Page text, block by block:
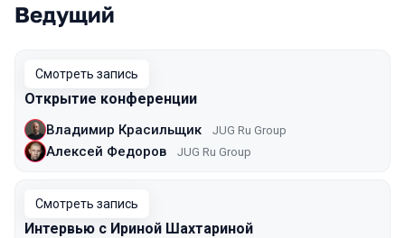
Ведущий
Смотреть запись
Открытие конференции
Владимир Красильщик JUG Ru Group
Алексей Федоров JUG Ru Group
Смотреть запись
Интервью с Ириной Шахтариной